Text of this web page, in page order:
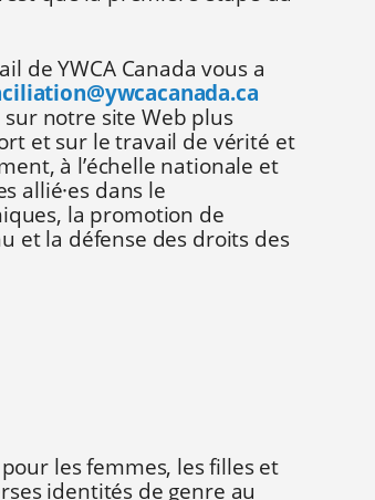
de YWCA Canada vous a
notre site Web plus
et sur le travail de vérité et
à l’échelle nationale et
allié·es dans le
la promotion de
et la défense des droits des
les femmes, les filles et
identités de genre au